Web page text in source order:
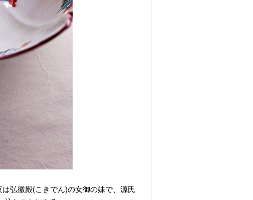
弘徽殿(こきでん)の女御の妹で、源氏